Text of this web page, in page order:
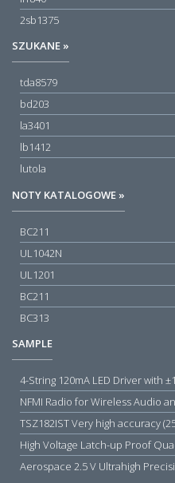
2sb1375
SZUKANE »
tda8579
bd203
la3401
lb1412
lutola
NOTY KATALOGOWE »
BC211
UL1042N
UL1201
BC211
BC313
SAMPLE
4-String 120mA LED Driver with
NFMI Radio for Wireless Audio
High Voltage Latch-up Proof
Aerospace 2.5 V Ultrahigh